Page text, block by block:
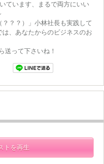
ています、まるで両方にいい
？？）」小林社長も実践して
、あなたからのビジネスのお
送って下さいね！
トを再生